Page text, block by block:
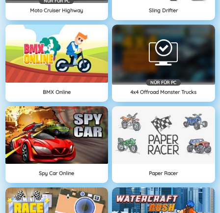
Moto Cruiser Highway Sling Drifter
BMX Online
NÜR FÜR PC
4x4 Offroad Monster Trucks
Spy Car Online Paper Racer